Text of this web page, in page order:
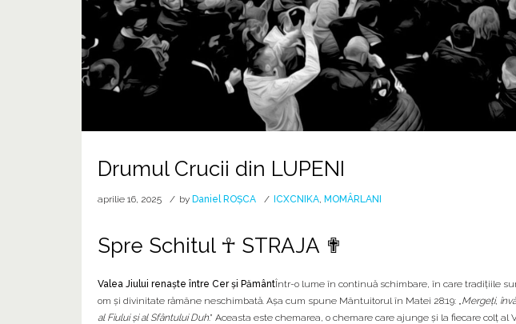
Drumul Crucii din LUPENI
aprilie 16, 2025 by Daniel ROȘCA ICXCNIKA MOMÂRLANI
Spre Schitul ☥ STRAJA ✟
Valea Jiului renaște între Cer și PământÎntr-o lume în continuă schimbare, în care tradițiile
om și divinitate rămâne neschimbată. Așa cum spune Mântuitorul în Matei 28:19: „ Mergeți,
al Fiului și al Sfântului Duh.” Aceasta este chemarea, o chemare care ajunge și la fiecare colț